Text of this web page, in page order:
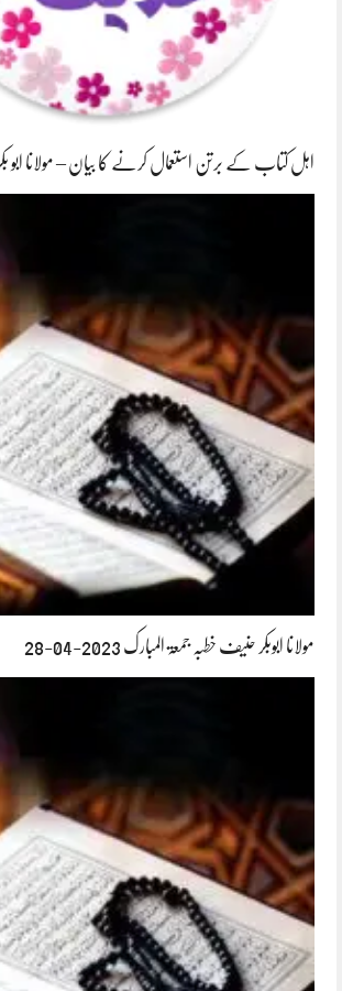
اہل کتاب کے برتن استعمال کرنے کا بیان – مولانا ابو
مولانا ابوبکر حنیف خطبہ جمعۃ المبارک 2023-04-28